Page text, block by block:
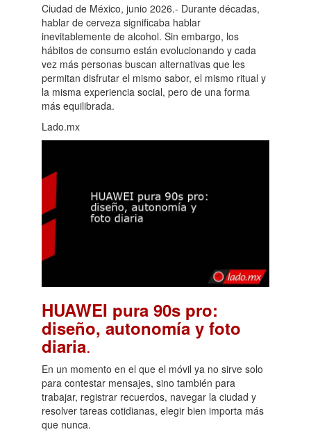
Ciudad de México, junio 2026.- Durante décadas,
hablar de cerveza significaba hablar
inevitablemente de alcohol. Sin embargo, los
hábitos de consumo están evolucionando y cada
vez más personas buscan alternativas que les
permitan disfrutar el mismo sabor, el mismo ritual y
la misma experiencia social, pero de una forma
más equilibrada.
Lado.mx
HUAWEI pura 90s pro:
diseño, autonomía y foto
diaria.
En un momento en el que el móvil ya no sirve solo
para contestar mensajes, sino también para
trabajar, registrar recuerdos, navegar la ciudad y
resolver tareas cotidianas, elegir bien importa más
que nunca.